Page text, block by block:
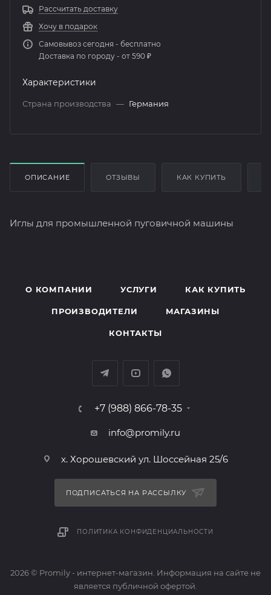
Рассчитать доставку
Хочу в подарок
Самовывоз сегодня - бесплатно
Доставка по городу - от 590 ₽
Характеристики
Страна производства — Германия
ОПИСАНИЕ ОТЗЫВЫ КАК КУПИТЬ
Иглы для промышленной пуговичной машины
О КОМПАНИИ УСЛУГИ КАК КУПИТЬ
ПРОИЗВОДИТЕЛИ МАГАЗИНЫ
КОНТАКТЫ
+7 (988) 866-78-35
info@promily.ru
х. Хорошевский ул. Шоссейная 25/6
ПОДПИСАТЬСЯ НА РАССЫЛКУ
ПОЛИТИКА КОНФИДЕНЦИАЛЬНОСТИ
2026 © Promily - интернет-магазин. Информация на сайте не
является публичной офертой.